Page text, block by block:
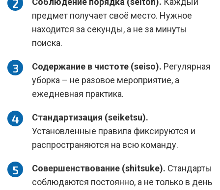
предмет получает своё место. Нужное
находится за секунды, а не за минуты
поиска.
Содержание в чистоте (seiso). Регулярная
уборка – не разовое мероприятие, а
ежедневная практика.
Стандартизация (seiketsu).
Установленные правила фиксируются и
распространяются на всю команду.
Совершенствование (shitsuke). Стандарты
соблюдаются постоянно, а не только в день